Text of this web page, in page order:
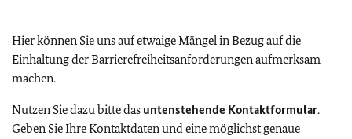
Hier können Sie uns auf etwaige Mängel in Bezug auf die
Einhaltung der Barrierefreiheitsanforderungen aufmerksam
machen.
Nutzen Sie dazu bitte das untenstehende Kontaktformular.
Geben Sie Ihre Kontaktdaten und eine möglichst genaue